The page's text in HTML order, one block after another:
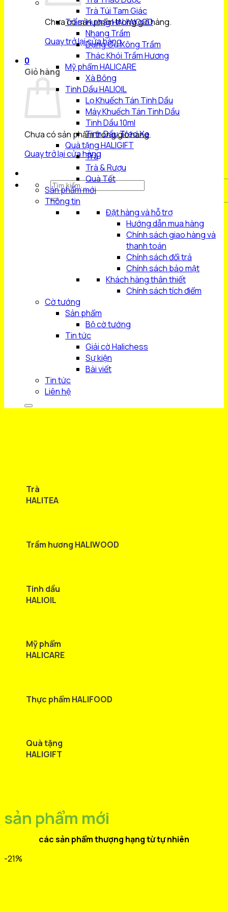
Chưa có sản phẩm trong giỏ hàng.
Quay trở lại cửa hàng
0
Giỏ hàng
Chưa có sản phẩm trong giỏ hàng.
Quay trở lại cửa hàng
Tìm
kiếm:
Trà Túi Tam Giác
Trầm Hương HALIWOOD
Nhang Trầm
Dụng Cụ Xông Trầm
Thác Khói Trầm Hương
Mỹ phẩm HALICARE
Xà Bông
Tinh Dầu HALIOIL
Lọ Khuếch Tán Tinh Dầu
Máy Khuếch Tán Tinh Dầu
Tinh Dầu 10ml
Tinh Dầu Treo Xe
Quà tặng HALIGIFT
Trà
Trà & Rượu
Quà Tết
Sản phẩm mới
Thông tin
Đặt hàng và hỗ trợ
Hướng dẫn mua hàng
Chính sách giao hàng và
thanh toán
Chính sách đổi trả
Chính sách bảo mật
Khách hàng thân thiết
Chính sách tích điểm
Cờ tướng
Sản phẩm
Bộ cờ tướng
Tin tức
Giải cờ Halichess
Sự kiện
Bài viết
Tin tức
Liên hệ
Trà
HALITEA
Trầm hương HALIWOOD
Tinh dầu
HALIOIL
Mỹ phẩm
HALICARE
Thực phẩm HALIFOOD
Quà tặng
HALIGIFT
sản phẩm mới
các sản phẩm thượng hạng từ tự nhiên
-21%